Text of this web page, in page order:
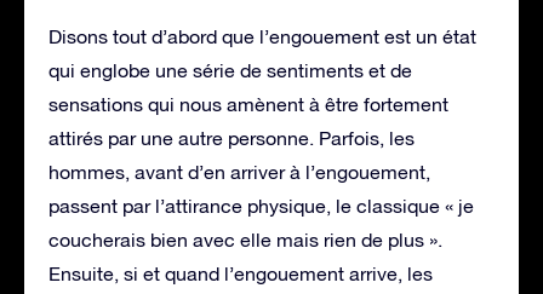
Disons tout d’abord que l’engouement est un état
qui englobe une série de sentiments et de
sensations qui nous amènent à être fortement
attirés par une autre personne. Parfois, les
hommes, avant d’en arriver à l’engouement,
passent par l’attirance physique, le classique « je
coucherais bien avec elle mais rien de plus ».
Ensuite, si et quand l’engouement arrive, les